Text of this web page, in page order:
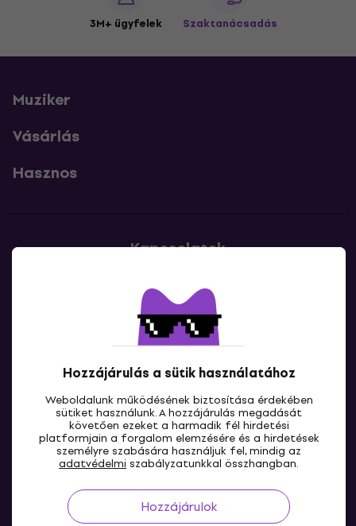
Hozzájárulás a sütik használatához
Weboldalunk működésének biztosítása érdekében
sütiket használunk. A hozzájárulás megadását
követően ezeket a harmadik fél hirdetési
platformjain a forgalom elemzésére és a hirdetések
személyre szabására használjuk fel, mindig az
adatvédelmi szabályzatunkkal összhangban.
Hozzájárulok
3M+ ügyfelek Szaktanácsadás
Muziker
Vásárlás
Hasznos
Kapcsolatok
HU